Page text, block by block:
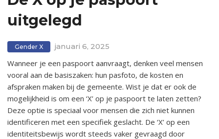
uitgelegd
Gender X januari 6, 2025
Wanneer je een paspoort aanvraagt, denken veel mensen
vooral aan de basiszaken: hun pasfoto, de kosten en
afspraken maken bij de gemeente. Wist je dat er ook de
mogelijkheid is om een ‘X’ op je paspoort te laten zetten?
Deze optie is speciaal voor mensen die zich niet kunnen
identificeren met een specifiek geslacht. De ‘X’ op een
identiteitsbewijs wordt steeds vaker gevraagd door